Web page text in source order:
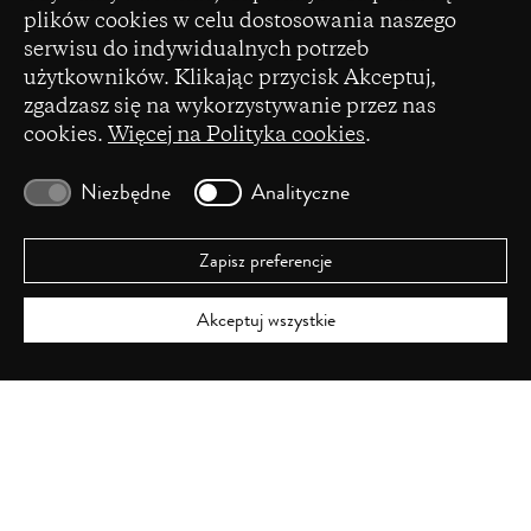
plików cookies w celu dostosowania naszego
serwisu do indywidualnych potrzeb
użytkowników. Klikając przycisk Akceptuj,
zgadzasz się na wykorzystywanie przez nas
cookies. Więcej na Polityka cookies.
Niezbędne Analityczne
Zapisz preferencje
Akceptuj wszystkie
new
window)
Promocji Kultury – państwowego funduszu celowego
(opens
a
Ministerstwa Nauki i Szkolnictwa Wyższego na
podstawie umowy Nr 86/WCN/2019/1 z dnia 19
lipca 2019 r. z pomocy przyznanej w ramach
programu „Wsparcie dla czasopism naukowych”.